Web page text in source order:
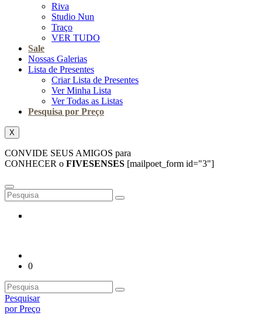
Riva
Studio Nun
Traço
VER TUDO
Sale
Nossas Galerias
Lista de Presentes
Criar Lista de Presentes
Ver Minha Lista
Ver Todas as Listas
Pesquisa por Preço
X
CONVIDE SEUS AMIGOS para
CONHECER o FIVESENSES [mailpoet_form id="3"]
0
Pesquisar
por Preço